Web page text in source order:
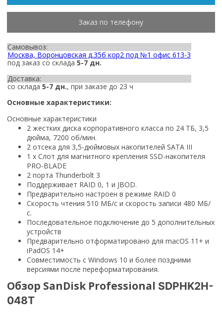
Заказ по телефону
Самовывоз:
Москва, Воронцовская д.35б кор2 под №1 офис 613-3
под заказ со склада 5-7 дн.
Доставка:
со склада 5-7 дн., при заказе до 23 ч
Основные характеристики:
Основные характеристики
2 жестких диска корпоративного класса по 24 ТБ, 3,5
дюйма, 7200 об/мин.
2 отсека для 3,5-дюймовых накопителей SATA III
1 x Слот для магнитного крепления SSD-накопителя
PRO-BLADE
2 порта Thunderbolt 3
Поддерживает RAID 0, 1 и JBOD.
Предварительно настроен в режиме RAID 0
Скорость чтения 510 МБ/с и скорость записи 480 МБ/
с.
Последовательное подключение до 5 дополнительных
устройств
Предварительно отформатировано для macOS 11+ и
iPadOS 14+
Совместимость с Windows 10 и более поздними
версиями после переформатирования.
Обзор SanDisk Professional SDPHK2H-
048T